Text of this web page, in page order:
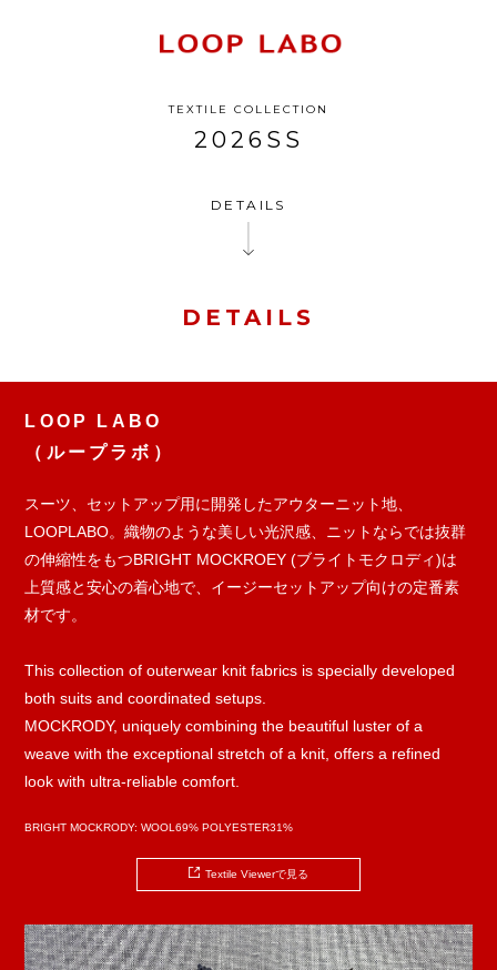
TEXTILE COLLECTION
2026SS
DETAILS
DETAILS
LOOP LABO
（ループラボ）
スーツ、セットアップ用に開発したアウターニット地、
LOOPLABO。織物のような美しい光沢感、ニットならでは抜群
の伸縮性をもつBRIGHT MOCKROEY (ブライトモクロディ)は
上質感と安心の着心地で、イージーセットアップ向けの定番素
材です。
This collection of outerwear knit fabrics is specially developed
both suits and coordinated setups.
MOCKRODY, uniquely combining the beautiful luster of a
weave with the exceptional stretch of a knit, offers a refined
look with ultra-reliable comfort.
BRIGHT MOCKRODY: WOOL69% POLYESTER31%
Textile Viewerで見る